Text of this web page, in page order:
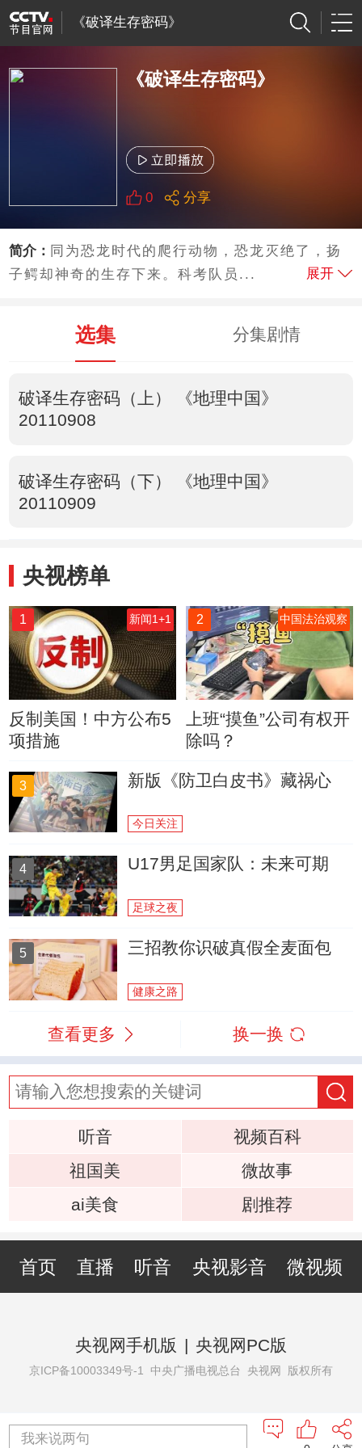
《破译生存密码》
《破译生存密码》
0 分享
简介： 同为恐龙时代的爬行动物，恐龙灭绝了，扬
子鳄却神奇的生存下来。科考队员...
展开
选集 分集剧情
破译生存密码（上） 《地理中国》
20110908
破译生存密码（下） 《地理中国》
20110909
央视榜单
1 新闻1+1
反制美国！中方公布5
项措施
2 中国法治观察
上班“摸鱼”公司有权开
除吗？
3 新版《防卫白皮书》藏祸心
今日关注
4 U17男足国家队：未来可期
足球之夜
5 三招教你识破真假全麦面包
健康之路
查看更多 换一换
听音
视频百科
祖国美
微故事
ai美食
剧推荐
首页 直播 听音 央视影音 微视频
央视网手机版 | 央视网PC版
京ICP备10003349号-1 中央广播电视总台 央视网 版权所有
我来说两句